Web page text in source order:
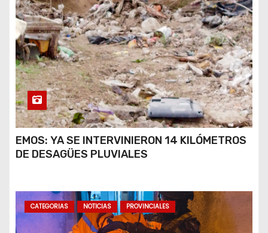
EMOS: YA SE INTERVINIERON 14 KILÓMETROS
DE DESAGÜES PLUVIALES
CATEGORIAS NOTICIAS PROVINCIALES